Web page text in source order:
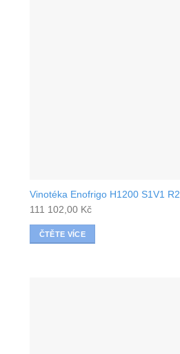
Vinotéka Enofrigo H1200 S1V1 R2
111 102,00 Kč
ČTĚTE VÍCE